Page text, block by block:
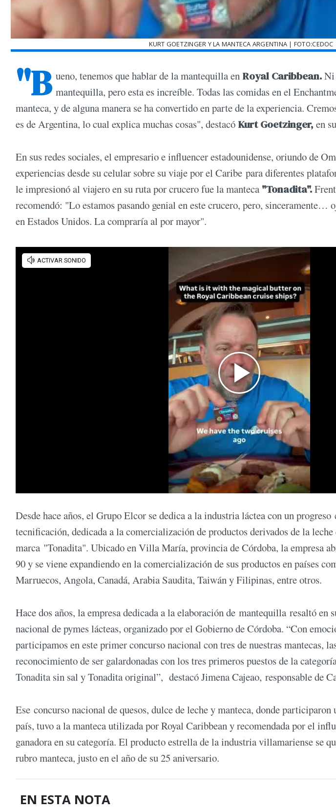
KURT GOETZINGER Y LA MANTECA ARGENTINA | FOTO:CEDOC
"B ueno, tenemos que hablar de la mantequilla en Royal Caribbean.Ni
mantequilla, pero esta es increíble. Todas las comidas en el
manteca, y de alguna manera se ha convertido en parte de la experiencia.
es de Argentina, lo cual explica muchas cosas", destacó Kurt Goetzinger, en
En sus redes sociales, el empresario e influencer estadounidense, oriundo de
experiencias desde su celular sobre su viaje por el Caribe para diferentes
le impresionó al viajero en su ruta por crucero fue la manteca "Tonadita".
recomendó: "Lo estamos pasando genial en este crucero, pero, sinceramente…
en Estados Unidos. La compraría al por mayor".
Desde hace años, el Grupo Elcor se dedica a la industria láctea con un
tecnificación, dedicada a la comercialización de productos derivados de la
marca "Tonadita". Ubicado en Villa María, provincia de Córdoba, la empresa
90 y se viene expandiendo en la comercialización de sus productos en países
Marruecos, Angola, Canadá, Arabia Saudita, Taiwán y Filipinas, entre otros.
Hace dos años, la empresa dedicada a la elaboración de mantequilla resaltó en
nacional de pymes lácteas, organizado por el Gobierno de Córdoba. “Con
participamos en este primer concurso nacional con tres de nuestras mantecas,
reconocimiento de ser galardonadas con los tres primeros puestos de la
Tonadita sin sal y Tonadita original”, destacó Jimena Cajeao, responsable de
Ese concurso nacional de quesos, dulce de leche y manteca, donde participaron
país, tuvo a la manteca utilizada por Royal Caribbean y recomendada por el
ganadora en su categoría. El producto estrella de la industria villamariense se
rubro manteca, justo en el año de su 25 aniversario.
EN ESTA NOTA